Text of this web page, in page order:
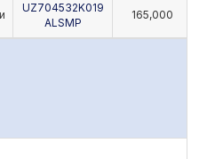
UZ704532K019
ALSMP
165,000